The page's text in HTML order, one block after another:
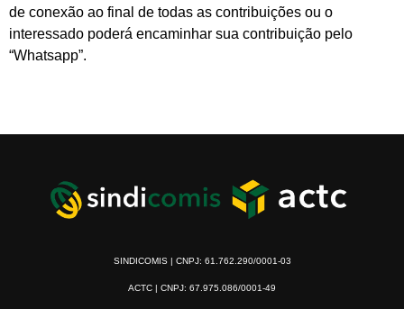
de conexão ao final de todas as contribuições ou o
interessado poderá encaminhar sua contribuição pelo
“Whatsapp”.
SINDICOMIS | CNPJ: 61.762.290/0001-03
ACTC | CNPJ: 67.975.086/0001-49